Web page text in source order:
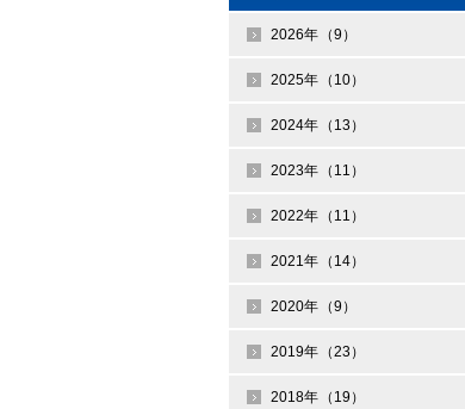
2026年（9）
2025年（10）
2024年（13）
2023年（11）
2022年（11）
2021年（14）
2020年（9）
2019年（23）
2018年（19）